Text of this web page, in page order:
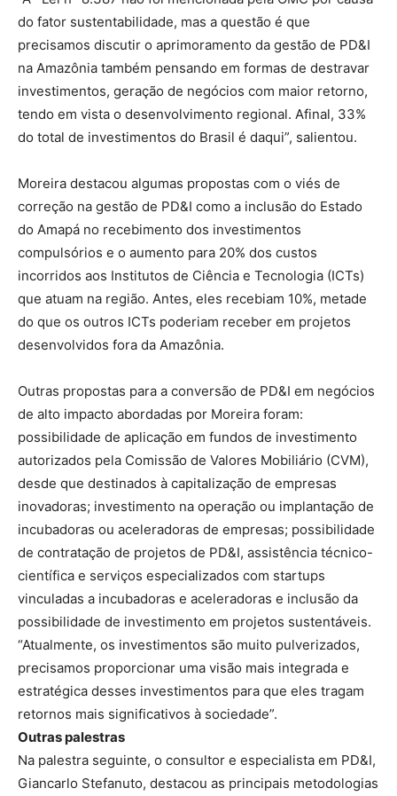
do fator sustentabilidade, mas a questão é que
precisamos discutir o aprimoramento da gestão de PD&I
na Amazônia também pensando em formas de destravar
investimentos, geração de negócios com maior retorno,
tendo em vista o desenvolvimento regional. Afinal, 33%
do total de investimentos do Brasil é daqui”, salientou.
Moreira destacou algumas propostas com o viés de
correção na gestão de PD&I como a inclusão do Estado
do Amapá no recebimento dos investimentos
compulsórios e o aumento para 20% dos custos
incorridos aos Institutos de Ciência e Tecnologia (ICTs)
que atuam na região. Antes, eles recebiam 10%, metade
do que os outros ICTs poderiam receber em projetos
desenvolvidos fora da Amazônia.
Outras propostas para a conversão de PD&I em negócios
de alto impacto abordadas por Moreira foram:
possibilidade de aplicação em fundos de investimento
autorizados pela Comissão de Valores Mobiliário (CVM),
desde que destinados à capitalização de empresas
inovadoras; investimento na operação ou implantação de
incubadoras ou aceleradoras de empresas; possibilidade
de contratação de projetos de PD&I, assistência técnico-
científica e serviços especializados com startups
vinculadas a incubadoras e aceleradoras e inclusão da
possibilidade de investimento em projetos sustentáveis.
“Atualmente, os investimentos são muito pulverizados,
precisamos proporcionar uma visão mais integrada e
estratégica desses investimentos para que eles tragam
retornos mais significativos à sociedade”.
Outras palestras
Na palestra seguinte, o consultor e especialista em PD&I,
Giancarlo Stefanuto, destacou as principais metodologias